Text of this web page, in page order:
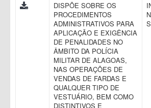
DISPÕE SOBRE OS
PROCEDIMENTOS
ADMINISTRATIVOS PARA
APLICAÇÃO E EXIGÊNCIA
DE PENALIDADES NO
ÂMBITO DA POLÍCIA
MILITAR DE ALAGOAS,
NAS OPERAÇÕES DE
VENDAS DE FARDAS E
QUALQUER TIPO DE
VESTUÁRIO, BEM COMO
DISTINTIVOS E